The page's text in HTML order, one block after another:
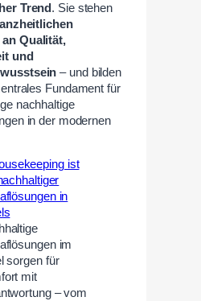
Trend . Sie stehen
Qualität,
und
– und bilden
Fundament für
nachhaltige
in der modernen
im
sorgen für
mit
– vom